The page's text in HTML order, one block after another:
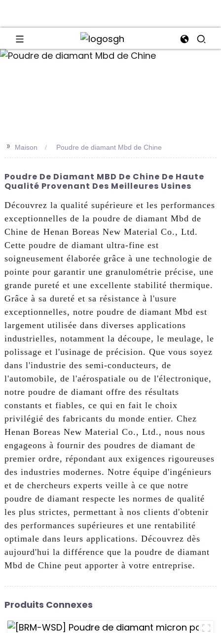
>> Maison Poudre de diamant Mbd de Chine
Poudre De Diamant MBD De Chine De Haute
Qualité Provenant Des Meilleures Usines
Découvrez la qualité supérieure et les performances
exceptionnelles de la poudre de diamant Mbd de
Chine de Henan Boreas New Material Co., Ltd.
Cette poudre de diamant ultra-fine est
soigneusement élaborée grâce à une technologie de
pointe pour garantir une granulométrie précise, une
grande pureté et une excellente stabilité thermique.
Grâce à sa dureté et sa résistance à l'usure
exceptionnelles, notre poudre de diamant Mbd est
largement utilisée dans diverses applications
industrielles, notamment la découpe, le meulage, le
polissage et l'usinage de précision. Que vous soyez
dans l'industrie des semi-conducteurs, de
l'automobile, de l'aérospatiale ou de l'électronique,
notre poudre de diamant offre des résultats
constants et fiables, ce qui en fait le choix
privilégié des fabricants du monde entier. Chez
Henan Boreas New Material Co., Ltd., nous nous
engageons à fournir des poudres de diamant de
premier ordre, répondant aux exigences rigoureuses
des industries modernes. Notre équipe d'ingénieurs
et de chercheurs experts veille à ce que notre
poudre de diamant respecte les normes de qualité
les plus strictes, permettant à nos clients d'obtenir
des performances supérieures et une rentabilité
optimale dans leurs applications. Découvrez dès
aujourd'hui la différence que la poudre de diamant
Mbd de Chine peut apporter à votre entreprise.
Produits Connexes